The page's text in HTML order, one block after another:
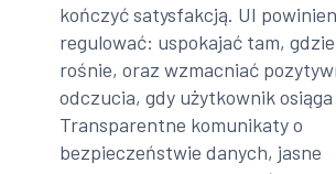
kończyć satysfakcją. UI
regulować: uspokajać tam,
rośnie, oraz wzmacniać
odczucia, gdy użytkownik osiąga
Transparentne komunikaty o
bezpieczeństwie danych, jasne